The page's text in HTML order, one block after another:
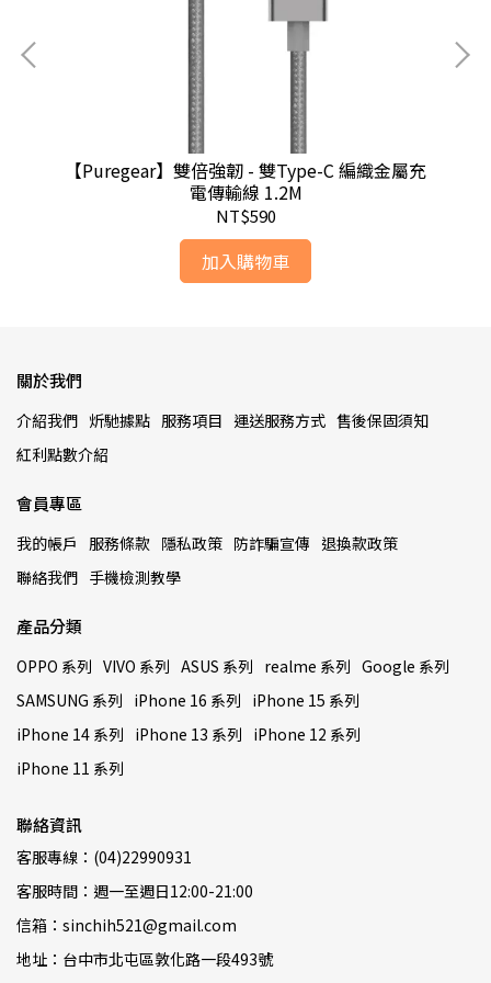
【Puregear】雙倍強韌 - 雙Type-C 編織金屬充
電傳輸線 1.2M
NT$590
加入購物車
關於我們
介紹我們 炘馳據點 服務項目 運送服務方式 售後保固須知
紅利點數介紹
會員專區
我的帳戶 服務條款 隱私政策 防詐騙宣傳 退換款政策
聯絡我們 手機檢測教學
產品分類
OPPO 系列 VIVO 系列 ASUS 系列 realme 系列 Google 系列
SAMSUNG 系列 iPhone 16 系列 iPhone 15 系列
iPhone 14 系列 iPhone 13 系列 iPhone 12 系列
iPhone 11 系列
聯絡資訊
客服專線：(04)22990931
客服時間：週一至週日12:00-21:00
信箱：sinchih521@gmail.com
地址：台中市北屯區敦化路一段493號